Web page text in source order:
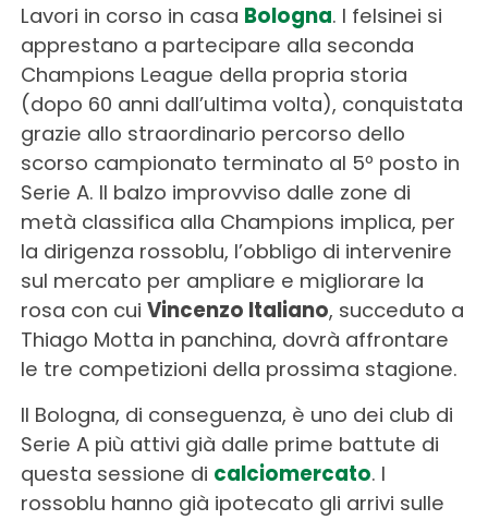
Lavori in corso in casa Bologna. I felsinei si
apprestano a partecipare alla seconda
Champions League della propria storia
(dopo 60 anni dall’ultima volta), conquistata
grazie allo straordinario percorso dello
scorso campionato terminato al 5º posto in
Serie A. Il balzo improvviso dalle zone di
metà classifica alla Champions implica, per
la dirigenza rossoblu, l’obbligo di intervenire
sul mercato per ampliare e migliorare la
rosa con cui Vincenzo Italiano, succeduto a
Thiago Motta in panchina, dovrà affrontare
le tre competizioni della prossima stagione.
Il Bologna, di conseguenza, è uno dei club di
Serie A più attivi già dalle prime battute di
questa sessione di calciomercato. I
rossoblu hanno già ipotecato gli arrivi sulle